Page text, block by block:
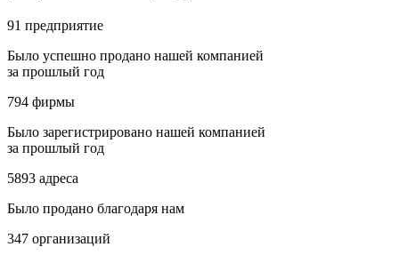
91 предприятие
Было успешно продано нашей компанией
за прошлый год
794 фирмы
Было зарегистрировано нашей компанией
за прошлый год
5893 адреса
Было продано благодаря нам
347 организаций